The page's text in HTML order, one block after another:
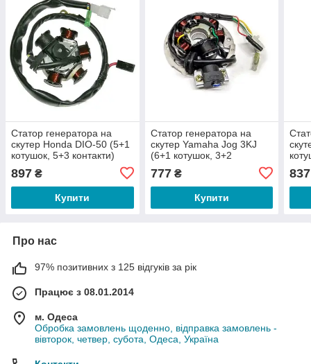
Статор генератора на
скутер Honda DIO-50 (5+1
котушок, 5+3 контакти)
897 ₴
Купити
Статор генератора на
скутер Yamaha Jog 3KJ
(6+1 котушок, 3+2
777₴
Купити
837
Про нас
97% позитивних з 125 відгуків за рік
Працює з 08.01.2014
м. Одеса
Обробка замовлень щоденно, відправка замовлень -
вівторок, четвер, субота, Одеса, Україна